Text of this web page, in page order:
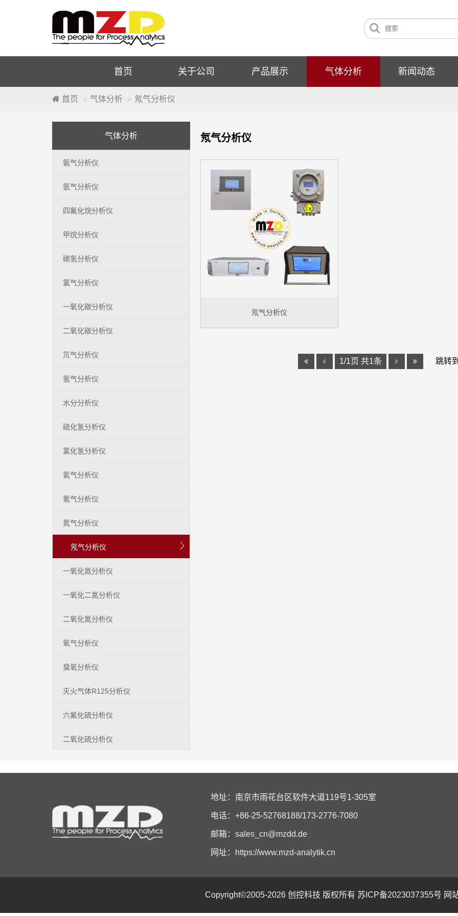
首页 关于公司 产品展示 气体分析 新闻动态
首页 气体分析 氖气分析仪
气体分析
氨气分析仪
氩气分析仪
四氟化烷分析仪
甲烷分析仪
碳氢分析仪
氯气分析仪
一氧化碳分析仪
二氧化碳分析仪
氘气分析仪
氢气分析仪
水分分析仪
硫化氢分析仪
氯化氢分析仪
氦气分析仪
氪气分析仪
氮气分析仪
氖气分析仪 
一氧化氮分析仪
一氧化二氮分析仪
二氧化氮分析仪
氧气分析仪
臭氧分析仪
灭火气体R125分析仪
六氟化硫分析仪
二氧化硫分析仪
氖气分析仪
氖气分析仪
1/1页 共1条 跳转
地址：南京市雨花台区软件大道119号1-305室
电话：+86-25-52768188/173-2776-7080
邮箱： sales_cn@mzdd.de
网址： https://www.mzd-analytik.cn
Copyright©2005-2026 创控科技 版权所有 苏ICP备2023037355号 网